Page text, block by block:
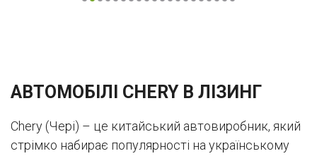
АВТОМОБІЛІ CHERY В ЛІЗИНГ
Chery (Чері) – це китайський автовиробник, який
стрімко набирає популярності на українському